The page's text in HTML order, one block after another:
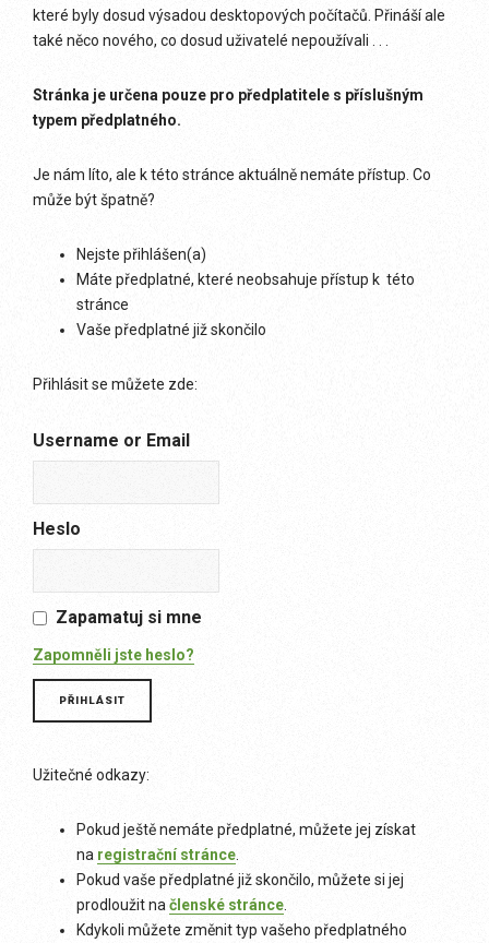
které byly dosud výsadou desktopových počítačů. Přináší ale
také něco nového, co dosud uživatelé nepoužívali . . .
Stránka je určena pouze pro předplatitele s příslušným
typem předplatného.
Je nám líto, ale k této stránce aktuálně nemáte přístup. Co
může být špatně?
Nejste přihlášen(a)
Máte předplatné, které neobsahuje přístup k této
stránce
Vaše předplatné již skončilo
Přihlásit se můžete zde:
Username or Email
Heslo
Zapamatuj si mne
Zapomněli jste heslo?
Užitečné odkazy:
Pokud ještě nemáte předplatné, můžete jej získat
na registrační stránce
Pokud vaše předplatné již skončilo, můžete si jej
prodloužit na členské stránce
Kdykoli můžete změnit typ vašeho předplatného